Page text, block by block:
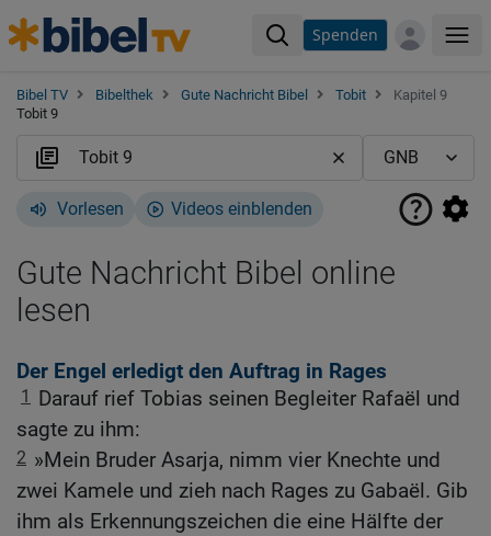
Spenden
Bibel TV Bibelthek Gute Nachricht Bibel Tobit
Kapitel 9
Tobit 9
Vorlesen Videos einblenden
Gute Nachricht Bibel online
lesen
Der Engel erledigt den Auftrag in Rages
1
Darauf rief Tobias seinen Begleiter Rafaël und
sagte zu ihm:
2 »Mein Bruder Asarja, nimm vier Knechte und
zwei Kamele und zieh nach Rages zu Gabaël. Gib
ihm als Erkennungszeichen die eine Hälfte der